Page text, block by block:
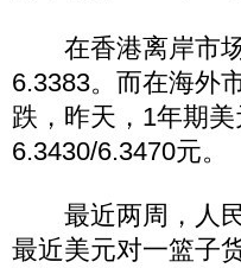
在香港离岸市场
6.3383。而在海外
跌，昨天，1年期
6.3430/6.3470元。
最近两周，人民
最近美元对一篮子